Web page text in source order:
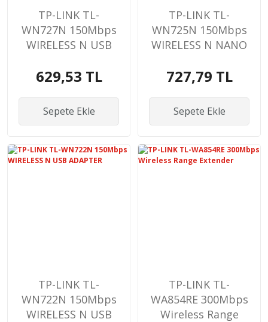
TP-LINK TL-
WN727N 150Mbps
WIRELESS N USB
629,53 TL
Sepete Ekle
TP-LINK TL-
WN725N 150Mbps
WIRELESS N NANO
727,79 TL
Sepete Ekle
TP-LINK TL-
WN722N 150Mbps
WIRELESS N USB
TP-LINK TL-
WA854RE 300Mbps
Wireless Range